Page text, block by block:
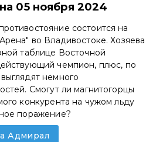
05 ноября 2024
состоится на
во Владивостоке. Хозяева
таблице Восточной
чемпион, плюс, по
немного
Смогут ли магнитогорцы
конкурента на чужом льду
поражение?
Адмирал